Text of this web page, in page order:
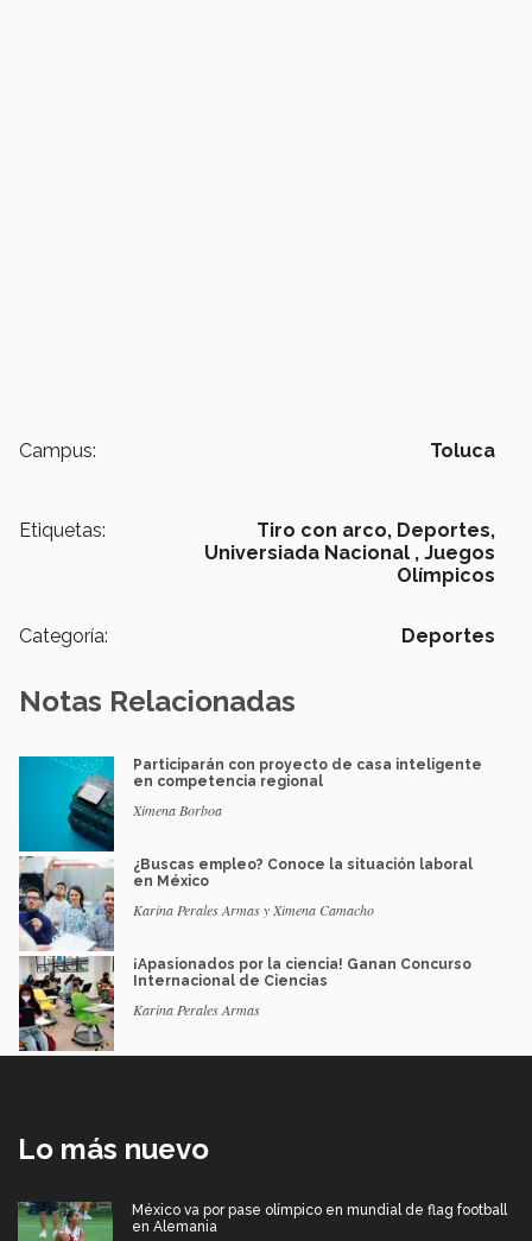
Campus: Toluca
Etiquetas: Tiro con arco, Deportes,
Universiada Nacional , Juegos
Olímpicos
Categoría: Deportes
Notas Relacionadas
Participarán con proyecto de casa inteligente
en competencia regional
Ximena Borboa
¿Buscas empleo? Conoce la situación laboral
en México
Karina Perales Armas y Ximena Camacho
¡Apasionados por la ciencia! Ganan Concurso
Internacional de Ciencias
Karina Perales Armas
Lo más nuevo
México va por pase olímpico en mundial de flag football
en Alemania